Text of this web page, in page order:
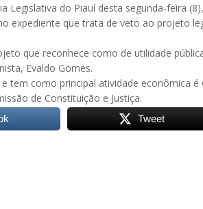
Legislativa do Piauí desta segunda-feira
expediente que trata de veto ao projeto
que reconhece como de utilidade
Evaldo Gomes.
tem como principal atividade econômica
de Constituição e Justiça.
Tweet